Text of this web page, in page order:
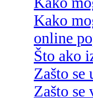
Kako
online
Što ako
Zašto se
Zašto se